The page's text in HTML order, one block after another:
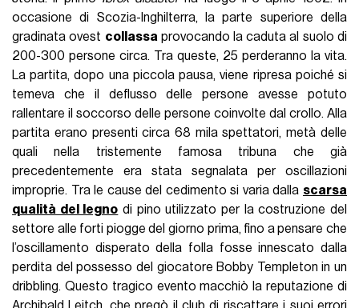
occasione di Scozia-Inghilterra, la parte superiore della
gradinata ovest collassaprovocando la caduta al suolo di
200-300 persone circa. Tra queste, 25 perderanno la vita.
La partita, dopo una piccola pausa, viene ripresa poiché si
temeva che il deflusso delle persone avesse potuto
rallentare il soccorso delle persone coinvolte dal crollo. Alla
partita erano presenti circa 68 mila spettatori, metà delle
quali nella tristemente famosa tribuna che già
precedentemente era stata segnalata per oscillazioni
improprie. Tra le cause del cedimento si varia dalla scarsa
qualità del legno di pino utilizzato per la costruzione del
settore alle forti piogge del giorno prima, fino a pensare che
l’oscillamento disperato della folla fosse innescato dalla
perdita del possesso del giocatore Bobby Templeton in un
dribbling. Questo tragico evento macchiò la reputazione di